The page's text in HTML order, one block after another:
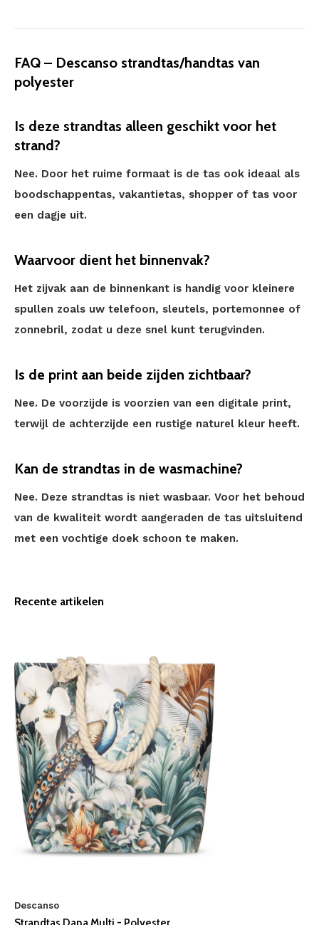
FAQ – Descanso strandtas/handtas van
polyester
Is deze strandtas alleen geschikt voor het
strand?
Nee. Door het ruime formaat is de tas ook ideaal als
boodschappentas, vakantietas, shopper of tas voor
een dagje uit.
Waarvoor dient het binnenvak?
Het zijvak aan de binnenkant is handig voor kleinere
spullen zoals uw telefoon, sleutels, portemonnee of
zonnebril, zodat u deze snel kunt terugvinden.
Is de print aan beide zijden zichtbaar?
Nee. De voorzijde is voorzien van een digitale print,
terwijl de achterzijde een rustige naturel kleur heeft.
Kan de strandtas in de wasmachine?
Nee. Deze strandtas is niet wasbaar. Voor het behoud
van de kwaliteit wordt aangeraden de tas uitsluitend
met een vochtige doek schoon te maken.
Recente artikelen
Descanso